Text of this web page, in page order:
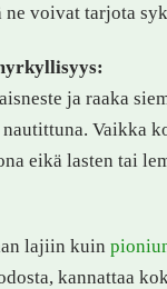
ne voivat tarjota
ja raaka
Vaikka
eikä lasten tai
lajiin kuin
kannattaa